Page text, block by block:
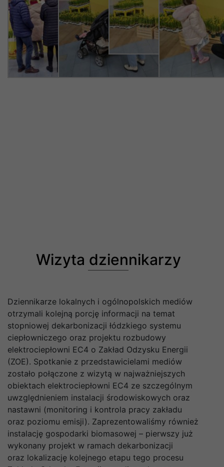
Wizyta dziennikarzy
Dziennikarze lokalnych i ogólnopolskich mediów
otrzymali kolejną porcję informacji na temat
stopniowej dekarbonizacji łódzkiego systemu
ciepłowniczego oraz projektu rozbudowy
elektrociepłowni EC4 o Zakład Odzysku Energii
(ZOE). Spotkanie z przedstawicielami mediów
zostało połączone z wizytą w najważniejszych
obiektach elektrociepłowni EC4 ze szczególnym
uwzględnieniem instalacji środowiskowych oraz
nastawni (monitoring i kontrola pracy zakładu
oraz poziomu emisji). Zaprezentowaliśmy również
instalację gospodarki biomasowej – pierwszy już
wykonany projekt w ramach dekarbonizacji
oraz lokalizację kolejnego etapu tego procesu